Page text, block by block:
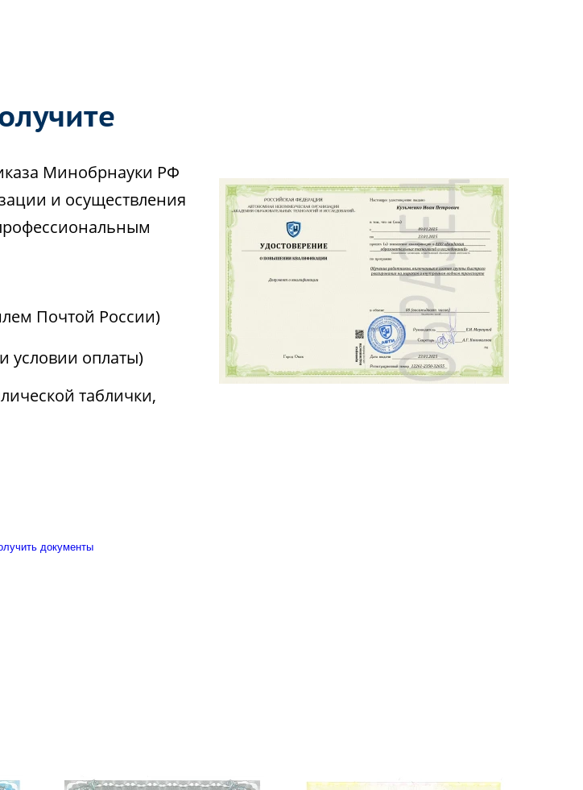
Минобрнауки РФ
и осуществления
Почтой России)
условии оплаты)
таблички,
документы